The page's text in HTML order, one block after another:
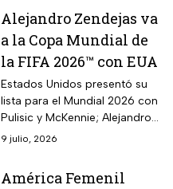
Alejandro Zendejas va
a la Copa Mundial de
la FIFA 2026™ con EUA
Estados Unidos presentó su
lista para el Mundial 2026 con
Pulisic y McKennie; Alejandro
Zendejas fue la sorpresa.
9 julio, 2026
América Femenil